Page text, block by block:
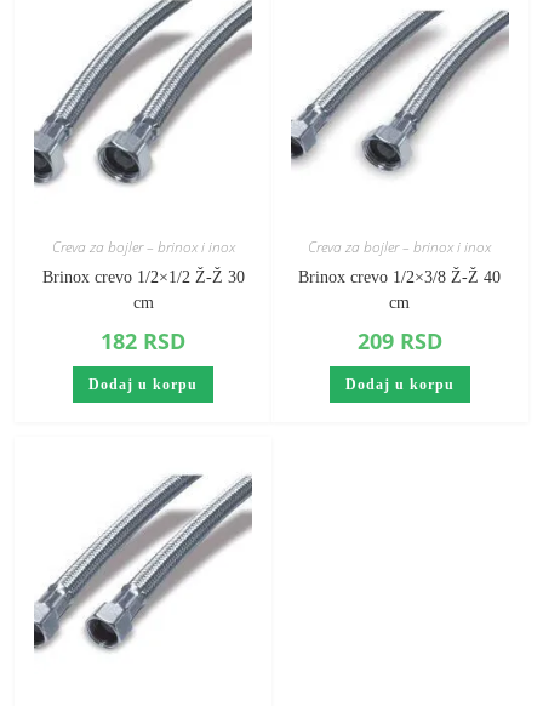
Creva za bojler – brinox i inox
Brinox crevo 1/2×1/2 Ž-Ž 30
cm
182 RSD
Dodaj u korpu
Creva za bojler – brinox i inox
Brinox crevo 1/2×3/8 Ž-Ž 40
cm
209 RSD
Dodaj u korpu